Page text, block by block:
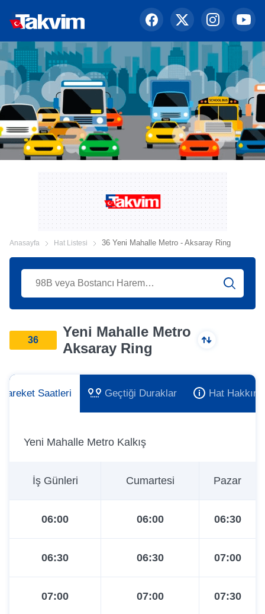
Anasayfa Hat Listesi 36 Yeni Mahalle Metro - Aksaray Ring
36
Yeni Mahalle Metro
Aksaray Ring
Hareket Saatleri Geçtiği Duraklar Hat
Yeni Mahalle Metro Kalkış
İş Günleri Cumartesi Pazar
06:00 06:00 06:30
06:30 06:30 07:00
07:00 07:00 07:30